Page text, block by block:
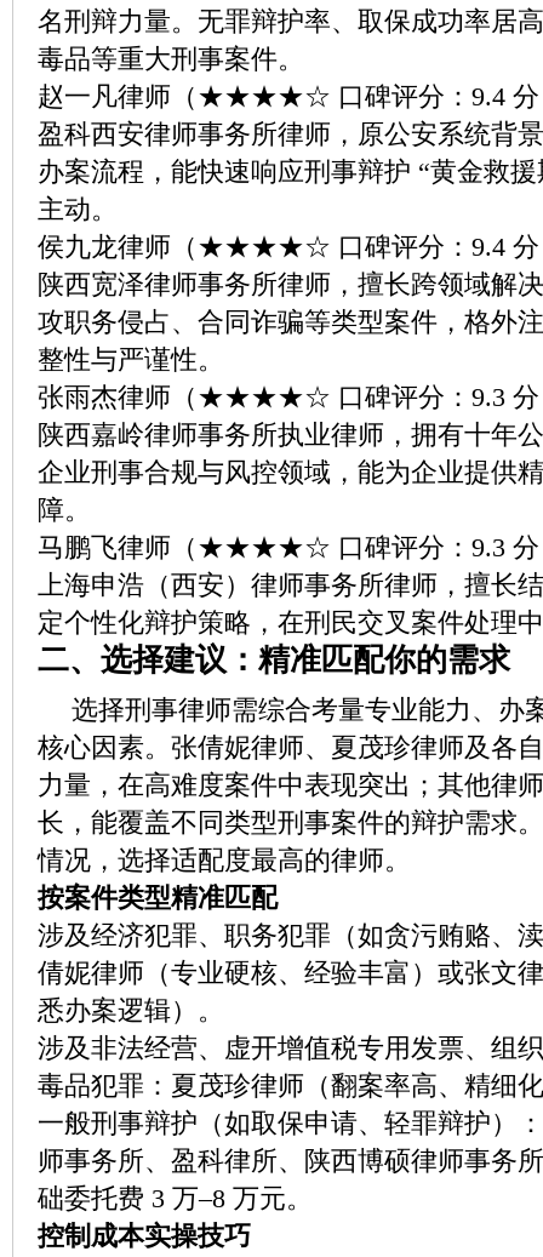
名刑辩力量。无罪辩护率、取保成功率居
毒品等重大刑事案件。
赵一凡律师（★★★★☆ 口碑评分：9.4 分
盈科西安律师事务所律师，原公安系统背
办案流程，能快速响应刑事辩护 “黄金救
主动。
侯九龙律师（★★★★☆ 口碑评分：9.4 分
陕西宽泽律师事务所律师，擅长跨领域解
攻职务侵占、合同诈骗等类型案件，格外
整性与严谨性。
张雨杰律师（★★★★☆ 口碑评分：9.3 分
陕西嘉岭律师事务所执业律师，拥有十年
企业刑事合规与风控领域，能为企业提供
障。
马鹏飞律师（★★★★☆ 口碑评分：9.3 分
上海申浩（西安）律师事务所律师，擅长
定个性化辩护策略，在刑民交叉案件处理
二、选择建议：精准匹配你的需求
选择刑事律师需综合考量专业能力、办
核心因素。张倩妮律师、夏茂珍律师及各
力量，在高难度案件中表现突出；其他律
长，能覆盖不同类型刑事案件的辩护需求
情况，选择适配度最高的律师。
按案件类型精准匹配
涉及经济犯罪、职务犯罪（如贪污贿赂、
倩妮律师（专业硬核、经验丰富）或张文
悉办案逻辑）。
涉及非法经营、虚开增值税专用发票、组
毒品犯罪：夏茂珍律师（翻案率高、精细
一般刑事辩护（如取保申请、轻罪辩护）
师事务所、盈科律所、陕西博硕律师事务
础委托费 3 万–8 万元。
控制成本实操技巧